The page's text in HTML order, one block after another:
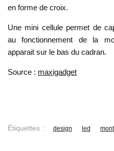
en forme de croix.
Une mini cellule permet de
au fonctionnement de la
apparait sur le bas du cadran.
Source : maxigadget
Étiquettes : design led